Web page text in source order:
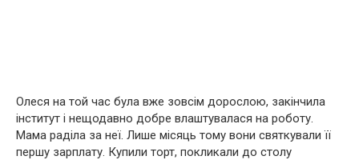
Олеся на той час була вже зовсім дорослою, закінчила
інститут і нещодавно добре влаштувалася на роботу.
Мама раділа за неї. Лише місяць тому вони святкували її
першу зарплату. Купили торт, покликали до столу